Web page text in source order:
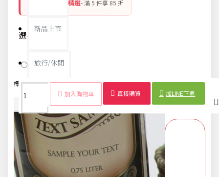
新品上市
旅行/休閒
生活用品
節慶熱賣
衛浴用品
銅板好物 平價精選- 滿 5 件享 85 折
選擇款示-600
隨機出貨
加入購物車 直接購買 加LINE下單
標籤： 杯墊 聖誕 雪花 毛氈 無紡布 家居 飾品 節慶
商品詳情 配送時間